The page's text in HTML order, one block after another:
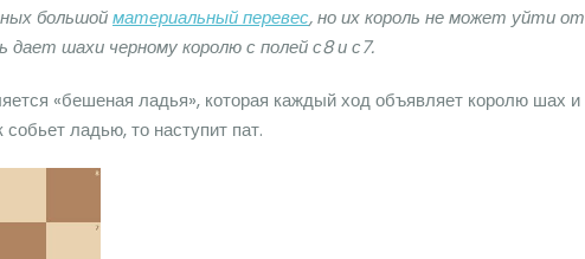
большойматериальный перевес, но их король не может уйти от
дает шахи черному королю с полей с8 и с7.
«бешеная ладья», которая каждый ход объявляет королю шах и
ладью, то наступит пат.